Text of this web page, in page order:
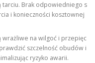
Brak odpowiedniego s
i konieczności kosztownej
wrażliwe na wilgoć i przepięc
szczelność obudów i
ryzyko awarii.